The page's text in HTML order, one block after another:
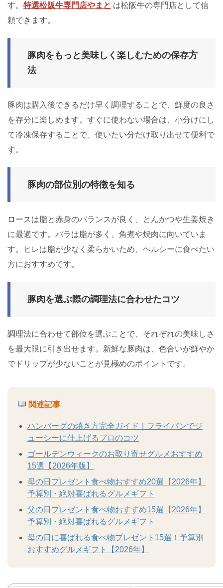
す。 特選松阪牛専門店やまと は松阪牛の専門店として信
頼できます。
豚肉をもっと美味しく楽しむための保存方
法
豚肉は購入後できるだけ早く調理することで、鮮度の良さ
を存分に楽しめます。すぐに使わない場合は、小分けにし
て冷凍保存することで、使いたい分だけ取り出せて便利で
す。
豚肉の部位別の特徴を知る
ロースは脂と赤身のバランスが良く、とんかつや生姜焼き
に最適です。バラは脂が多く、角煮や焼肉に向いていま
す。ヒレは脂が少なく柔らかいため、ヘルシーに食べたい
方におすすめです。
豚肉を選ぶ際の調理法に合わせたコツ
調理法に合わせて部位を選ぶことで、それぞれの美味しさ
を最大限に引き出せます。新鮮な豚肉は、色合いが鮮やか
でドリップが少ないことが見極めのポイントです。
関連記事
ハンバーグの焼き方完全ガイド｜フライパンでジ
ューシーに仕上げるプロのコツ
ゴールデンウィークのお取り寄せグルメおすすめ
15選【2026年版】
母の日プレゼント食べ物おすすめ20選【2026年】
予算別・絶対喜ばれるグルメギフト
父の日プレゼント食べ物おすすめ15選【2026年】
予算別・絶対喜ばれるグルメギフト
母の日に喜ばれる食べ物プレゼント15選！予算別
おすすめグルメギフト【2026年】